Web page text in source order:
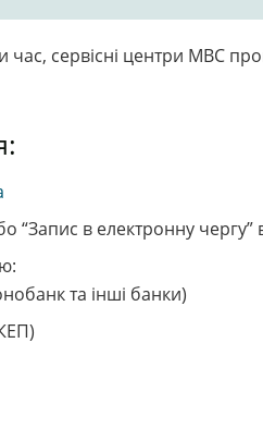
час, сервісні центри МВС
“Запис в електронну чергу”
та інші банки)